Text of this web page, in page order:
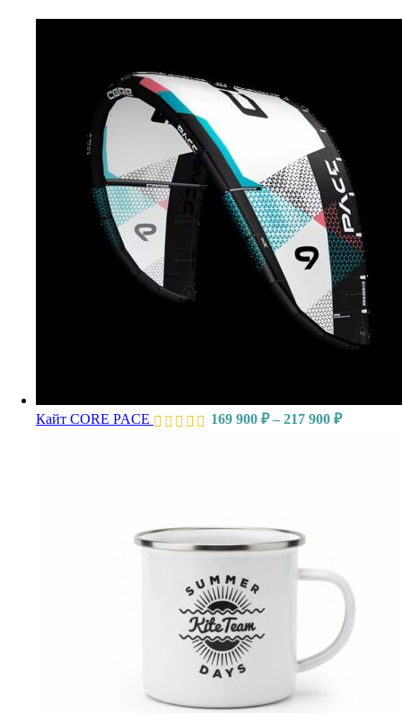
Кайт CORE PACE 169 900 ₽ – 217 900 ₽